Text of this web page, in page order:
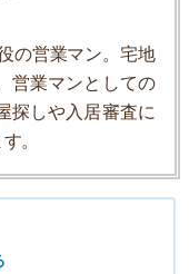
の営業マン。宅地
営業マンとしての
探しや入居審査に
。